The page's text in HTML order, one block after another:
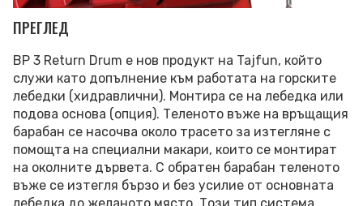
ПРЕГЛЕД
BP 3 Return Drum е нов продукт на Tajfun, който
служи като допълнение към работата на горските
лебедки (хидравлични). Монтира се на лебедка или
подова основа (опция). Теленото въже на връщащия
барабан се насочва около трасето за изтегляне с
помощта на специални макари, които се монтират
на околните дървета. С обратен барабан теленото
въже се изтегля бързо и без усилие от основната
лебедка до желаното място. Този тип система